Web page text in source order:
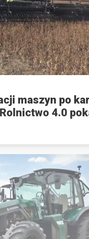
maszyn po
4.0